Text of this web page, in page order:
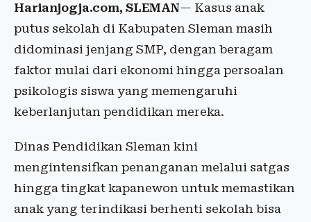
Harianjogja.com, SLEMAN— Kasus anak
putus sekolah di Kabupaten Sleman masih
didominasi jenjang SMP, dengan beragam
faktor mulai dari ekonomi hingga persoalan
psikologis siswa yang memengaruhi
keberlanjutan pendidikan mereka.
Dinas Pendidikan Sleman kini
mengintensifkan penanganan melalui satgas
hingga tingkat kapanewon untuk memastikan
anak yang terindikasi berhenti sekolah bisa